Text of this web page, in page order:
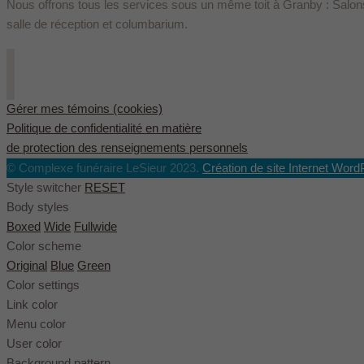
Nous offrons tous les services sous un même toit à Granby :
salle de réception et columbarium.
Gérer mes témoins (cookies)
Politique de confidentialité en matière
de protection des renseignements personnels
© Complexe funéraire LeSieur 2023. Création de site Internet
Style switcher RESET
Body styles
Boxed Wide Fullwide
Color scheme
Original Blue Green
Color settings
Link color
Menu color
User color